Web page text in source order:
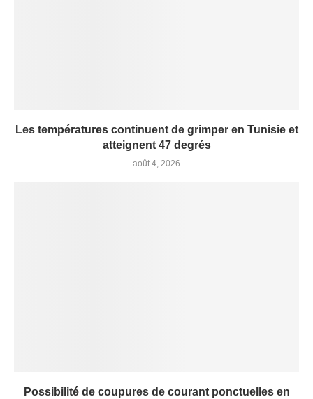
Les températures continuent de grimper en Tunisie et
atteignent 47 degrés
août 4, 2026
Possibilité de coupures de courant ponctuelles en